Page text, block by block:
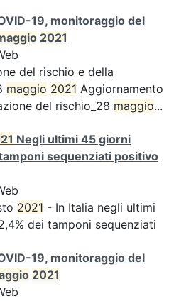
19, monitoraggio del
2021
del rischio e della
maggio 2021 Aggiornamento
del rischio_28 maggio...
Negli ultimi 45 giorni
sequenziati positivo
2021 - In Italia negli ultimi
dei tamponi sequenziati
19, monitoraggio del
2021